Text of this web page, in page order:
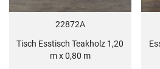
22872A
Tisch Esstisch Teakholz 1,20
m x 0,80 m